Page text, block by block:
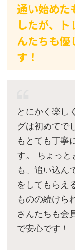
通い始めた
したが、
んたちも優
す！
とにかく楽し
グは初めてで
もとても丁寧
す。 ちょっと
も、追い込ん
をしてもらえ
ものの続けら
さんたちも会
で安心です！